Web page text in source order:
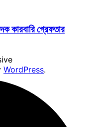
কারবারি গ্রেফতার
WordPress.